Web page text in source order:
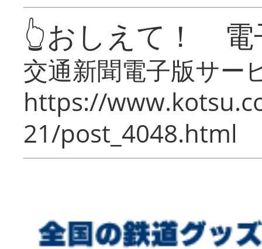
👆おしえて！ 電
交通新聞電子版サー
https://
21/post_4048.html